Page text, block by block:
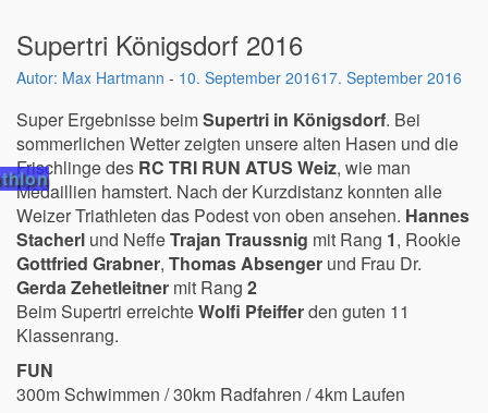
Supertri Königsdorf 2016
Max Hartmann - 10. September 201617. September 2016
Super Ergebnisse beimSupertri in Königsdorf. Bei
sommerlichen Wetter zeigten unsere alten Hasen und die
Frischlinge des RC TRI RUN ATUS Weiz, wie man
Medaillien hamstert. Nach der Kurzdistanz konnten alle
Weizer Triathleten das Podest von oben ansehen. Hannes
Stacherl und NeffeTrajan Traussnig mit Rang 1, Rookie
Gottfried Grabner, Thomas Absenger und Frau Dr.
Gerda Zehetleitner mit Rang 2
Beim Supertri erreichteWolfi Pfeifferden guten 11
Klassenrang.
FUN
300m Schwimmen / 30km Radfahren / 4km Laufen